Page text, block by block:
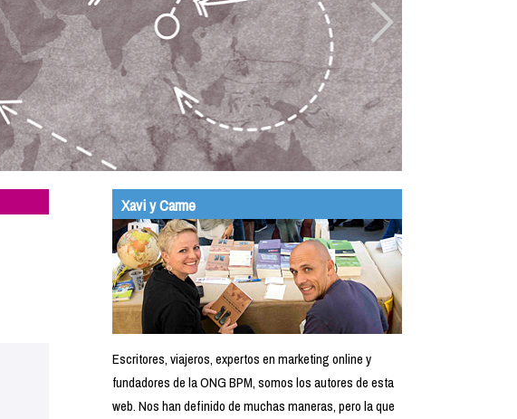
Xavi y Carme
Escritores, viajeros, expertos en marketing online y
fundadores de la ONG BPM, somos los autores de esta
web. Nos han definido de muchas maneras, pero la que